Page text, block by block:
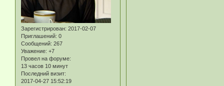
Зарегистрирован: 2017-02-07
Приглашений: 0
Сообщений: 267
Уважение: +7
Провел на форуме:
13 часов 10 минут
Последний визит:
2017-04-27 15:52:19